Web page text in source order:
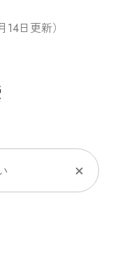
日更新）